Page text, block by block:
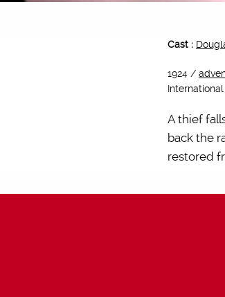
Cast :
1924 /
A thief
back the
restored